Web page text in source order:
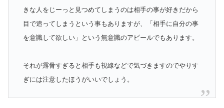
きな人をじーっと見つめてしまうのは相手の事が好きだから
目で追ってしまうという事もありますが、「相手に自分の事
を意識して欲しい」という無意識のアピールでもあります。
それが露骨すぎると相手も視線などで気づきますのでやりす
ぎには注意したほうがいいでしょう。